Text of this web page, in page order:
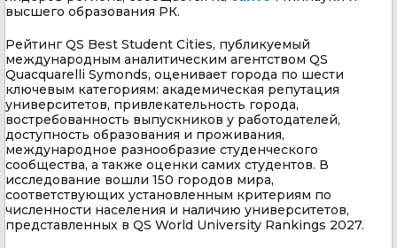
высшего образования РК.
Рейтинг QS Best Student Cities, публикуемый
международным аналитическим агентством QS
Quacquarelli Symonds, оценивает города по шести
ключевым категориям: академическая репутация
университетов, привлекательность города,
востребованность выпускников у работодателей,
доступность образования и проживания,
международное разнообразие студенческого
сообщества, а также оценки самих студентов. В
исследование вошли 150 городов мира,
соответствующих установленным критериям по
численности населения и наличию университетов,
представленных в QS World University Rankings 2027.